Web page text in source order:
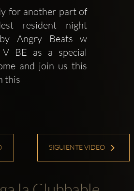
for another part of
resident night
Angry Beats w
V BE as a special
and join us this
this
SIGUIENTE VIDEO